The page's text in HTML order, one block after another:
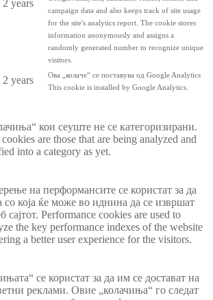
2 years
campaign data and also keeps track of site usage
for the site's analytics report. The cookie stores
information anonymously and assigns a
randomly generated number to recognize unique
visitors.
2 years
Ова „колаче“ се поставува од Google Analytics
This cookie is installed by Google Analytics.
кои сеуште не се категоризирани.
are those that are being analyzed and
into a category as yet.
на перформансите се користат за да
со која ќе може во иднина да се извршат
сајтот. Performance cookies are used to
the key performance indexes of the website
a better user experience for the visitors.
се користат за да им се достават на
реклами. Овие „колачиња“ го следат